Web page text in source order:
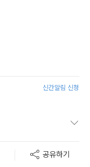
신간알림 신청
공유하기